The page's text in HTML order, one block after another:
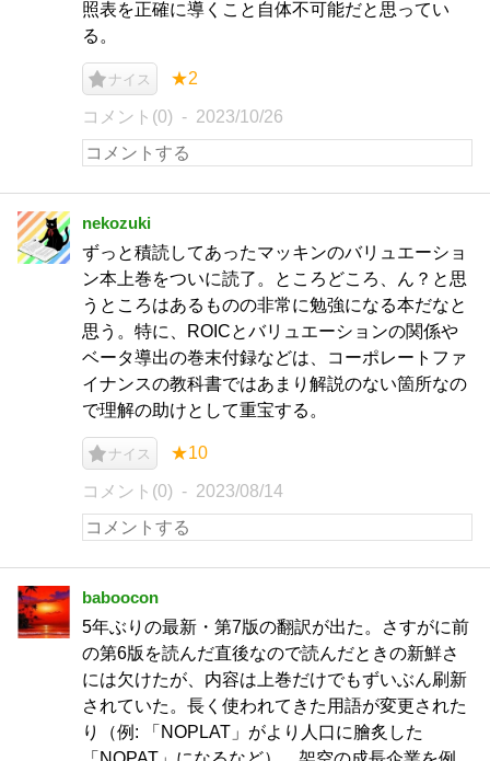
照表を正確に導くこと自体不可能だと思ってい
る。
ナイス ★2
コメント(0) 2023/10/26
nekozuki
ずっと積読してあったマッキンのバリュエーショ
ン本上巻をついに読了。ところどころ、ん？と思
うところはあるものの非常に勉強になる本だなと
思う。特に、ROICとバリュエーションの関係や
ベータ導出の巻末付録などは、コーポレートファ
イナンスの教科書ではあまり解説のない箇所なの
で理解の助けとして重宝する。
ナイス ★10
コメント(0) 2023/08/14
baboocon
5年ぶりの最新・第7版の翻訳が出た。さすがに前
の第6版を読んだ直後なので読んだときの新鮮さ
には欠けたが、内容は上巻だけでもずいぶん刷新
されていた。長く使われてきた用語が変更された
り（例: 「NOPLAT」がより人口に膾炙した